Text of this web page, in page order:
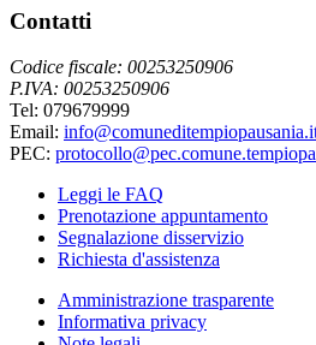
Contatti
Codice fiscale: 00253250906
P.IVA: 00253250906
Tel: 079679999
Email:
PEC:
Leggi le FAQ
Prenotazione appuntamento
Segnalazione disservizio
Richiesta d'assistenza
Amministrazione trasparente
Informativa privacy